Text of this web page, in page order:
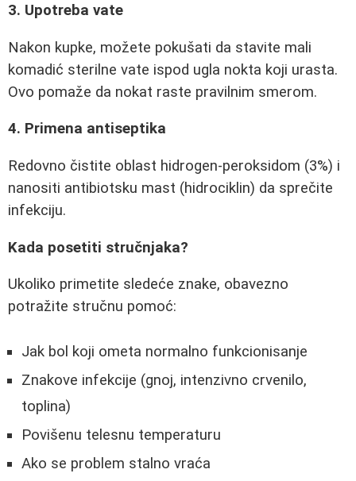
3. Upotreba vate
Nakon kupke, možete pokušati da stavite mali
komadić sterilne vate ispod ugla nokta koji urasta.
Ovo pomaže da nokat raste pravilnim smerom.
4. Primena antiseptika
Redovno čistite oblast hidrogen-peroksidom (3%) i
nanositi antibiotsku mast (hidrociklin) da sprečite
infekciju.
Kada posetiti stručnjaka?
Ukoliko primetite sledeće znake, obavezno
potražite stručnu pomoć:
Jak bol koji ometa normalno funkcionisanje
Znakove infekcije (gnoj, intenzivno crvenilo,
toplina)
Povišenu telesnu temperaturu
Ako se problem stalno vraća